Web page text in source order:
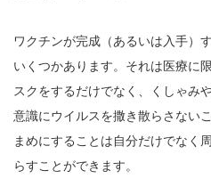
ワクチンが完成（あるいは入手）
いくつかあります。それは医療に
スクをするだけでなく、くしゃみ
意識にウイルスを撒き散らさない
まめにすることは自分だけでなく
らすことができます。